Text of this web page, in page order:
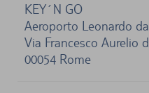
KEY´N GO
Aeroporto Leonardo
Via Francesco Aurelio
00054 Rome